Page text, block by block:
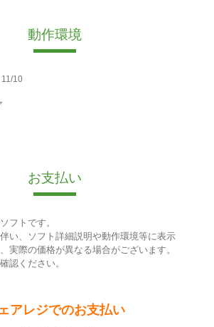
動作環境
10
お支払い
フトです。
い、ソフト詳細説明や動作環境等に表示
実際の価格が異なる場合がございます。
認ください。
アレジでのお支払い